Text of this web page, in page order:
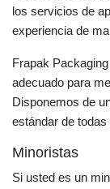
los servicios de
experiencia de
Frapak
adecuado para
Disponemos de
estándar de
Minoristas
Si usted es un